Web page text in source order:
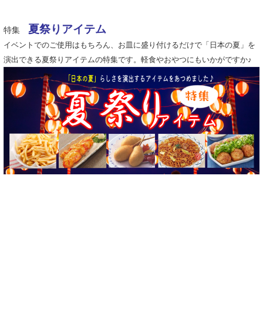
特集 夏祭りアイテム
イベントでのご使用はもちろん、お皿に盛り付けるだけで「日本の夏」を
演出できる夏祭りアイテムの特集です。軽食やおやつにもいかがですか♪